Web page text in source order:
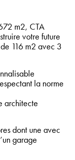
m2, CTA
votre future
116 m2 avec 3
la norme
architecte
dont une avec
garage